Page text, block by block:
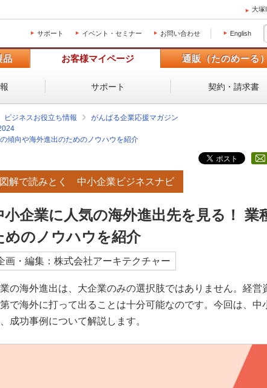
大塚
サポート イベント・セミナー お問い合わせ English
品 お客様マイページ 通販（たのめーる）
サポート 契約・請求書
ビジネスお役立ち情報
がんばる企業応援マガジン
傾向や海外進出のためのノウハウを紹介
図解で読みとく 中小企業ビジネスナビ
小企業に人気の海外進出先を見る！ 業
めのノウハウを紹介
画・編集：株式会社アーキテクチャー
の海外進出は、大企業のみの選択肢ではありません。経
で海外に打って出ることは十分可能なのです。今回は、
成功事例について解説します。